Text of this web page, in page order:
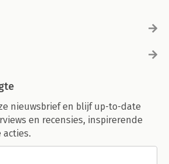
nieuwsbrief en blijf up-to-date
en recensies, inspirerende
acties.